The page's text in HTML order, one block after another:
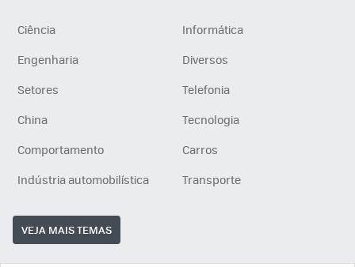
Ciência
Informática
Engenharia
Diversos
Setores
Telefonia
China
Tecnologia
Comportamento
Carros
Indústria automobilística
Transporte
VEJA MAIS TEMAS